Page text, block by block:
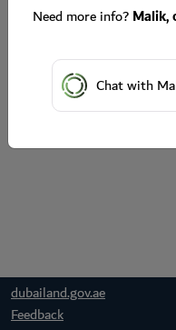
dubailand.gov.ae
Feedback
Need more info?Malik,
Chat with